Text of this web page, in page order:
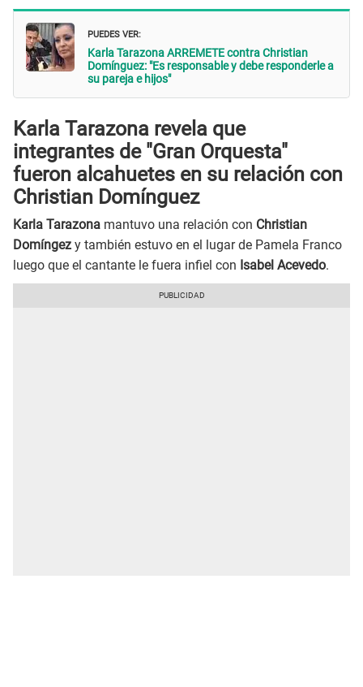
PUEDES VER:
Karla Tarazona ARREMETE contra Christian
Domínguez: "Es responsable y debe responderle a
su pareja e hijos"
Karla Tarazona revela que
integrantes de "Gran Orquesta"
fueron alcahuetes en su relación con
Christian Domínguez
Karla Tarazona mantuvo una relación con Christian
Domíngez y también estuvo en el lugar de Pamela Franco
luego que el cantante le fuera infiel con Isabel Acevedo.